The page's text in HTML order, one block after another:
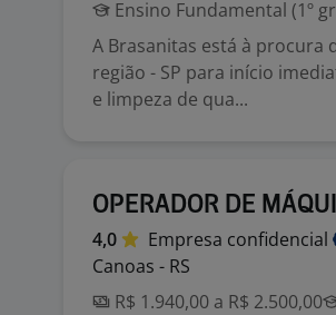
Ensino Fundamental (1º
A Brasanitas está à procura
região - SP para início
e limpeza de qua...
OPERADOR DE
4,0 Empresa confidencial
Canoas - RS
R$ 1.940,00 a R$ 2.500,00